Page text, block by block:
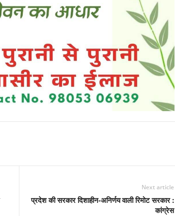
Next article
प्रदेश की सरकार दिशाहीन-अनिर्णय वाली रिमोट सरकार :
कांग्रेस